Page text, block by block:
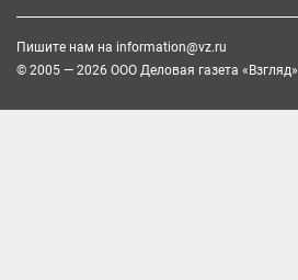
Пишите нам на information@vz.ru
© 2005 — 2026 ООО Деловая газета «Взгляд»